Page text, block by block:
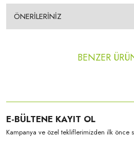
ÖNERİLERİNİZ
BENZER
E-BÜLTENE KAYIT OL
Kampanya ve özel tekliflerimizden ilk önce